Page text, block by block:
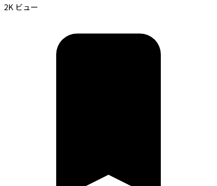
2K ビュー